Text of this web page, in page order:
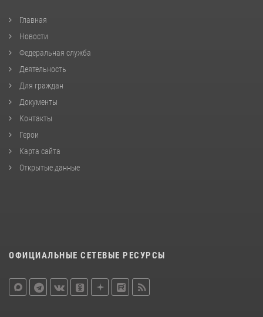
Главная
Новости
Федеральная служба
Деятельность
Для граждан
Документы
Контакты
Герои
Карта сайта
Открытые данные
ОФИЦИАЛЬНЫЕ СЕТЕВЫЕ РЕСУРСЫ